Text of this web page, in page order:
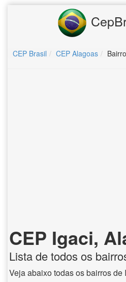
CEP Brasil CEP Alagoas
CEP Igaci,
Lista de todos os
Veja abaixo todas os bairros